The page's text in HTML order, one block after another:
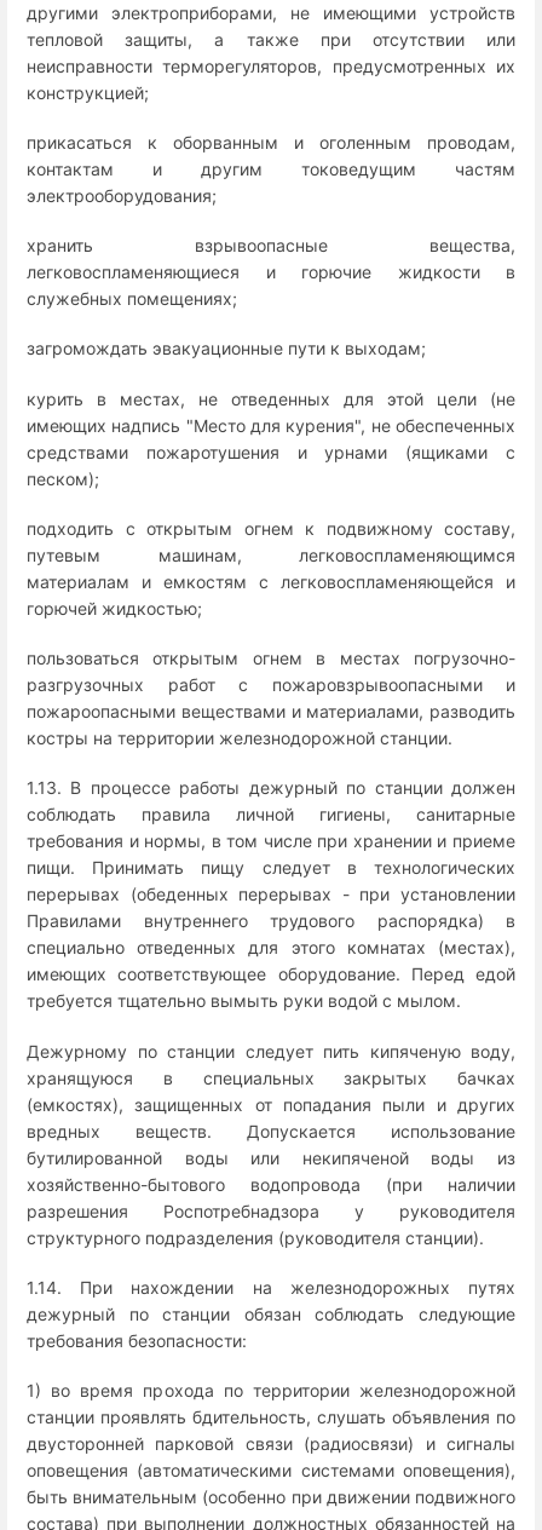
другими электроприборами, не имеющими устройств
тепловой защиты, а также при отсутствии или
неисправности терморегуляторов, предусмотренных их
конструкцией;
прикасаться к оборванным и оголенным проводам,
контактам и другим токоведущим частям
электрооборудования;
хранить взрывоопасные вещества,
легковоспламеняющиеся и горючие жидкости в
служебных помещениях;
загромождать эвакуационные пути к выходам;
курить в местах, не отведенных для этой цели (не
имеющих надпись "Место для курения", не обеспеченных
средствами пожаротушения и урнами (ящиками с
песком);
подходить с открытым огнем к подвижному составу,
путевым машинам, легковоспламеняющимся
материалам и емкостям с легковоспламеняющейся и
горючей жидкостью;
пользоваться открытым огнем в местах погрузочно-
разгрузочных работ с пожаровзрывоопасными и
пожароопасными веществами и материалами, разводить
костры на территории железнодорожной станции.
1.13. В процессе работы дежурный по станции должен
соблюдать правила личной гигиены, санитарные
требования и нормы, в том числе при хранении и приеме
пищи. Принимать пищу следует в технологических
перерывах (обеденных перерывах - при установлении
Правилами внутреннего трудового распорядка) в
специально отведенных для этого комнатах (местах),
имеющих соответствующее оборудование. Перед едой
требуется тщательно вымыть руки водой с мылом.
Дежурному по станции следует пить кипяченую воду,
хранящуюся в специальных закрытых бачках
(емкостях), защищенных от попадания пыли и других
вредных веществ. Допускается использование
бутилированной воды или некипяченой воды из
хозяйственно-бытового водопровода (при наличии
разрешения Роспотребнадзора у руководителя
структурного подразделения (руководителя станции).
1.14. При нахождении на железнодорожных путях
дежурный по станции обязан соблюдать следующие
требования безопасности:
1) во время прохода по территории железнодорожной
станции проявлять бдительность, слушать объявления по
двусторонней парковой связи (радиосвязи) и сигналы
оповещения (автоматическими системами оповещения),
быть внимательным (особенно при движении подвижного
состава) при выполнении должностных обязанностей на